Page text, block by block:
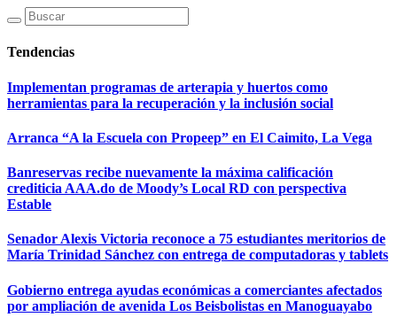
Tendencias
Implementan programas de arterapia y huertos como
herramientas para la recuperación y la inclusión social
Arranca “A la Escuela con Propeep” en El Caimito, La Vega
Banreservas recibe nuevamente la máxima calificación
crediticia AAA.do de Moody’s Local RD con perspectiva
Estable
Senador Alexis Victoria reconoce a 75 estudiantes meritorios de
María Trinidad Sánchez con entrega de computadoras y tablets
Gobierno entrega ayudas económicas a comerciantes afectados
por ampliación de avenida Los Beisbolistas en Manoguayabo